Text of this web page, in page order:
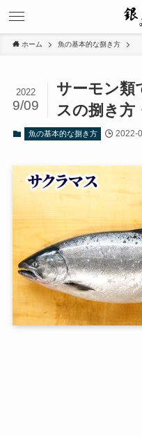
ホーム 魚の基本的な捌き方
サーモン類
スの捌き方
2022
9/09
魚の基本的な捌き方 2022-